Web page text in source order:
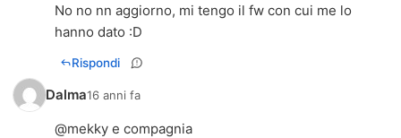
No no nn aggiorno, mi tengo il fw con cui me lo
hanno dato :D
Rispondi
Dalma16 anni fa
@mekky e compagnia